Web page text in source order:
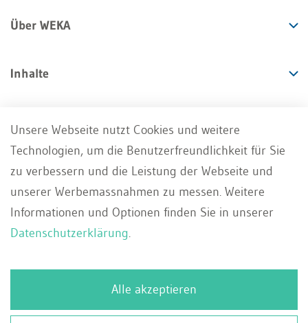
Über WEKA
Inhalte
Angebote
Services
Impressum AGB
Datenschutz
Whistleblowing Portal
Kontakt
DE
Français
Unsere Webseite nutzt Cookies und weitere
Technologien, um die Benutzerfreundlichkeit für Sie
zu verbessern und die Leistung der Webseite und
unserer Werbemassnahmen zu messen. Weitere
Informationen und Optionen finden Sie in unserer
Datenschutzerklärung.
Alle akzeptieren